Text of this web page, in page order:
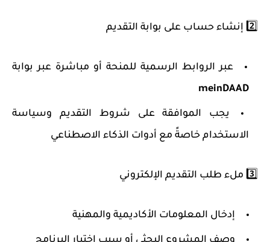
2️⃣ إنشاء حساب على بوابة التقديم
عبر الروابط الرسمية للمنحة أو مباشرة عبر بوابة
meinDAAD
يجب الموافقة على شروط التقديم وسياسة
الاستخدام خاصةً مع أدوات الذكاء الاصطناعي
3️⃣ ملء طلب التقديم الإلكتروني
إدخال المعلومات الأكاديمية والمهنية